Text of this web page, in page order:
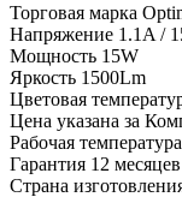
Торговая марка
Напряжение 1.1A /
Мощность 15W
Яркость 1500Lm
Цветовая
Цена указана за
Рабочая
Гарантия 12 месяцев
Страна